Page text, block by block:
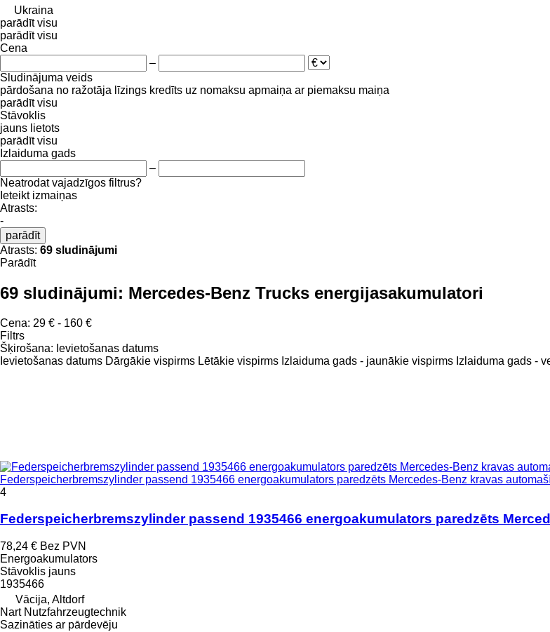
Ukraina
parādīt visu
parādīt visu
Cena
–
Sludinājuma veids
pārdošana no ražotāja līzings kredīts uz nomaksu apmaiņa ar piemaksu maiņa
parādīt visu
Stāvoklis
jauns lietots
parādīt visu
Izlaiduma gads
–
Neatrodat vajadzīgos filtrus?
Ieteikt izmaiņas
Atrasts:
-
parādīt
Atrasts: 69 sludinājumi
Parādīt
69 sludinājumi: Mercedes-Benz Trucks energijasakumulatori
Cena: 29 € - 160 €
Filtrs
Šķirošana: Ievietošanas datums
Ievietošanas datums Dārgākie vispirms Lētākie vispirms Izlaiduma gads - jaunākie vispirms Izlaiduma gads -
Federspeicherbremszylinder passend 1935466 energoakumulators paredzēts Mercedes-Benz kravas
4
Federspeicherbremszylinder passend 1935466 energoakumulators paredzēts
78,24 € Bez PVN
Energoakumulators
Stāvoklis jauns
1935466
Vācija, Altdorf
Nart Nutzfahrzeugtechnik
Sazināties ar pārdevēju